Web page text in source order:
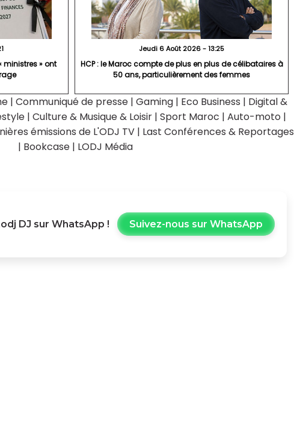
ministres » ont
Jeudi 6 Août 2026 - 13:25
HCP : le Maroc compte de plus en plus de célibataires à
50 ans, particulièrement des femmes
| Communiqué de presse | Gaming | Eco Business | Digital &
| Culture & Musique & Loisir | Sport Maroc | Auto-moto |
émissions de L'ODJ TV | Last Conférences & Reportages
| Bookcase | LODJ Média
DJ sur WhatsApp ! Suivez-nous sur WhatsApp